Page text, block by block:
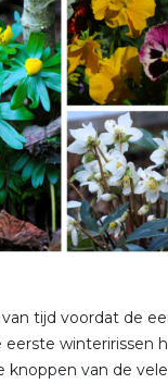
tijd voordat de
eerste winteririssen
van de